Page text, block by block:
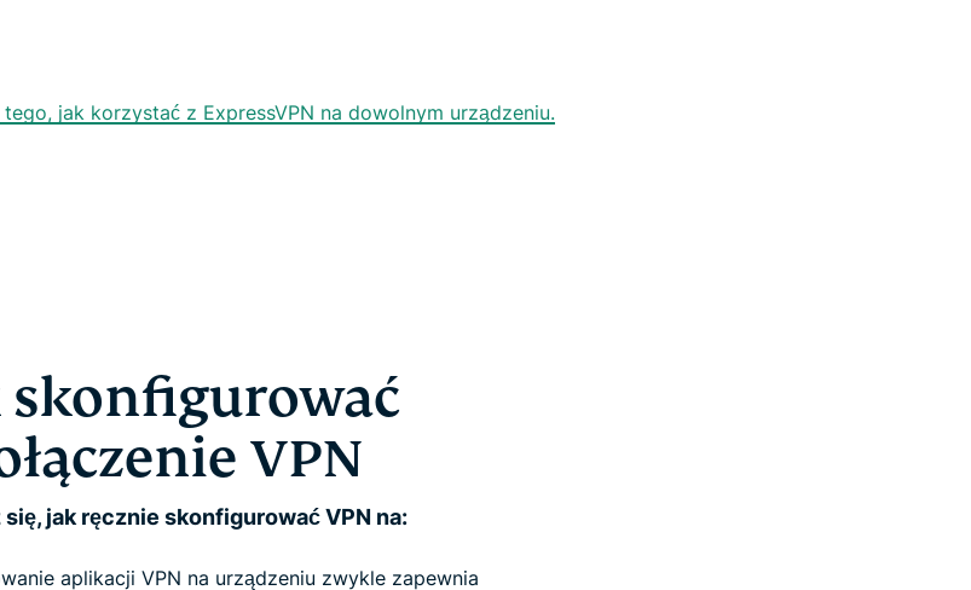
jak korzystać z ExpressVPN na dowolnym urządzeniu.
skonfigurować
VPN
jak ręcznie skonfigurować VPN na:
aplikacji VPN na urządzeniu zwykle zapewnia